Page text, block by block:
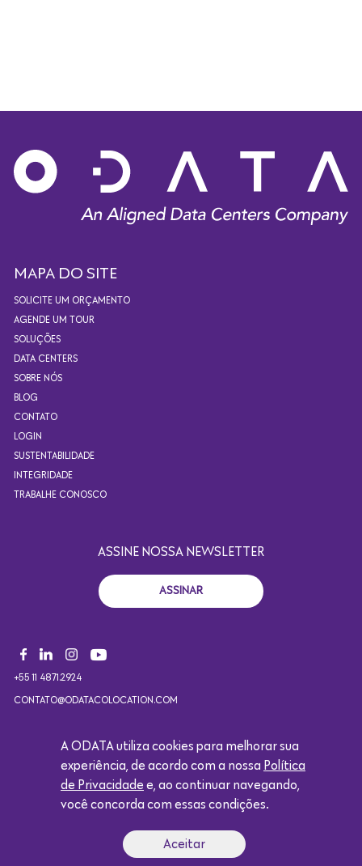
MAPA DO SITE
SOLICITE UM ORÇAMENTO
AGENDE UM TOUR
SOLUÇÕES
DATA CENTERS
SOBRE NÓS
BLOG
CONTATO
LOGIN
SUSTENTABILIDADE
INTEGRIDADE
TRABALHE CONOSCO
ASSINE NOSSA NEWSLETTER
ASSINAR
+55 11 4871.2924
CONTATO@ODATACOLOCATION.COM
Copyright 2021. Todos os direitos reservados. Design por
A ODATA utiliza cookies para melhorar sua
experiência, de acordo com a nossa Política
de Privacidade e, ao continuar navegando,
você concorda com essas condições.
Aceitar